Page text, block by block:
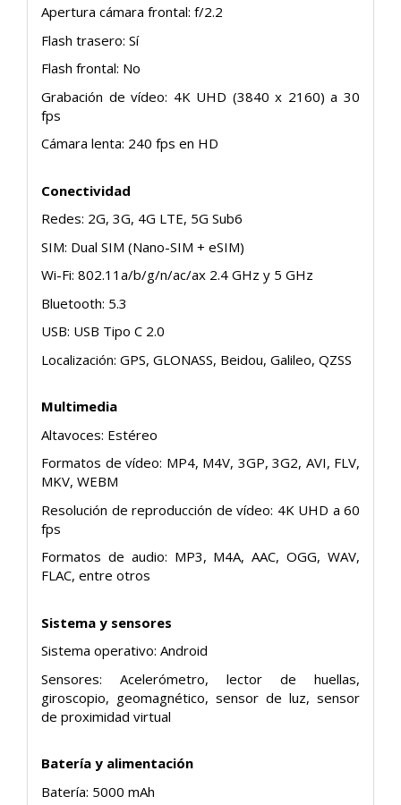
Apertura cámara frontal: f/2.2
Flash trasero: Sí
Flash frontal: No
Grabación de vídeo: 4K UHD (3840 x 2160) a 30
fps
Cámara lenta: 240 fps en HD
Conectividad
Redes: 2G, 3G, 4G LTE, 5G Sub6
SIM: Dual SIM (Nano-SIM + eSIM)
Wi-Fi: 802.11a/b/g/n/ac/ax 2.4 GHz y 5 GHz
Bluetooth: 5.3
USB: USB Tipo C 2.0
Localización: GPS, GLONASS, Beidou, Galileo, QZSS
Multimedia
Altavoces: Estéreo
Formatos de vídeo: MP4, M4V, 3GP, 3G2, AVI, FLV,
MKV, WEBM
Resolución de reproducción de vídeo: 4K UHD a 60
fps
Formatos de audio: MP3, M4A, AAC, OGG, WAV,
FLAC, entre otros
Sistema y sensores
Sistema operativo: Android
Sensores: Acelerómetro, lector de huellas,
giroscopio, geomagnético, sensor de luz, sensor
de proximidad virtual
Batería y alimentación
Batería: 5000 mAh